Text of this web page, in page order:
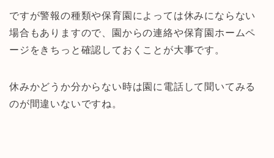
ですが警報の種類や保育園によっては休みにならない
場合もありますので、園からの連絡や保育園ホームペ
ージをきちっと確認しておくことが大事です。
休みかどうか分からない時は園に電話して聞いてみる
のが間違いないですね。